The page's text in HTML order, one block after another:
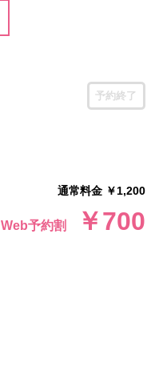
予約終了
通常料金 ￥1,200
Web予約割 ￥700